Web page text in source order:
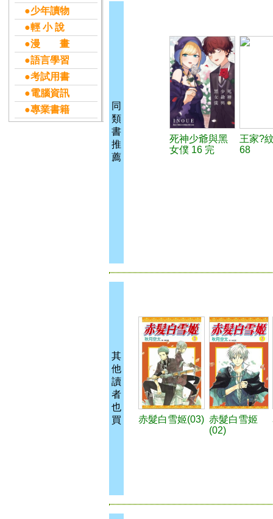
●少年讀物
●輕 小 說
●漫 畫
●語言學習
●考試用書
●電腦資訊
●專業書籍
同
類
書
推
薦
死神少爺與黑
女僕 16 完
王家?
68
其
他
讀
者
也
買
赤髮白雪姬(03) 赤髮白雪姬
(02)